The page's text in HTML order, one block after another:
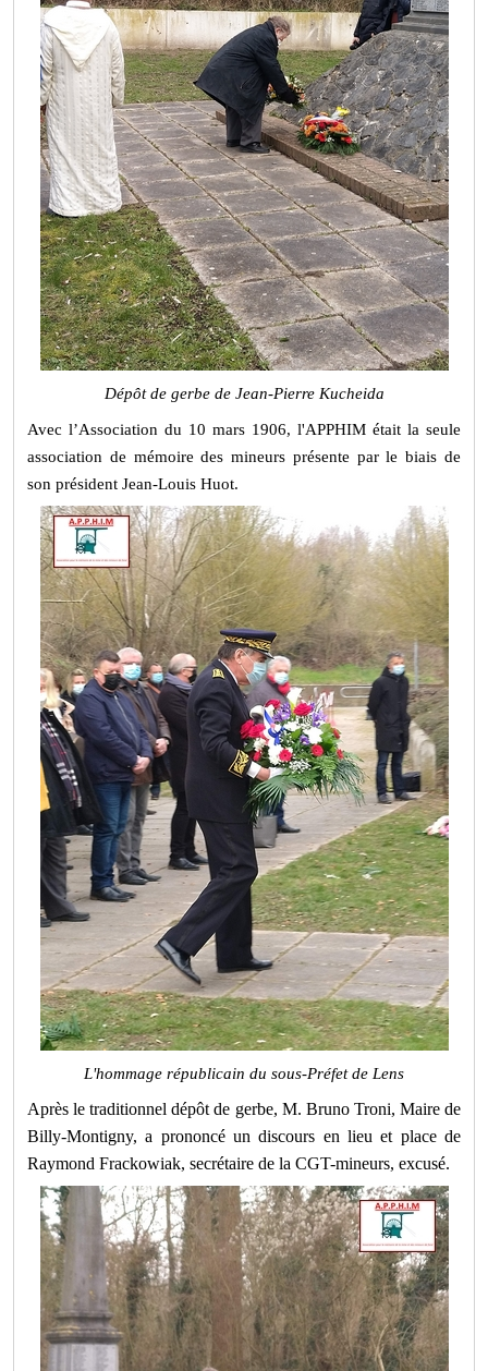
Dépôt de gerbe de Jean-Pierre Kucheida
Avec l’Association du 10 mars 1906, l'APPHIM était la seule
association de mémoire des mineurs présente par le biais de
son président Jean-Louis Huot.
L'hommage républicain du sous-Préfet de Lens
Après le traditionnel dépôt de gerbe, M. Bruno Troni, Maire de
Billy-Montigny, a prononcé un discours en lieu et place de
Raymond Frackowiak, secrétaire de la CGT-mineurs, excusé.